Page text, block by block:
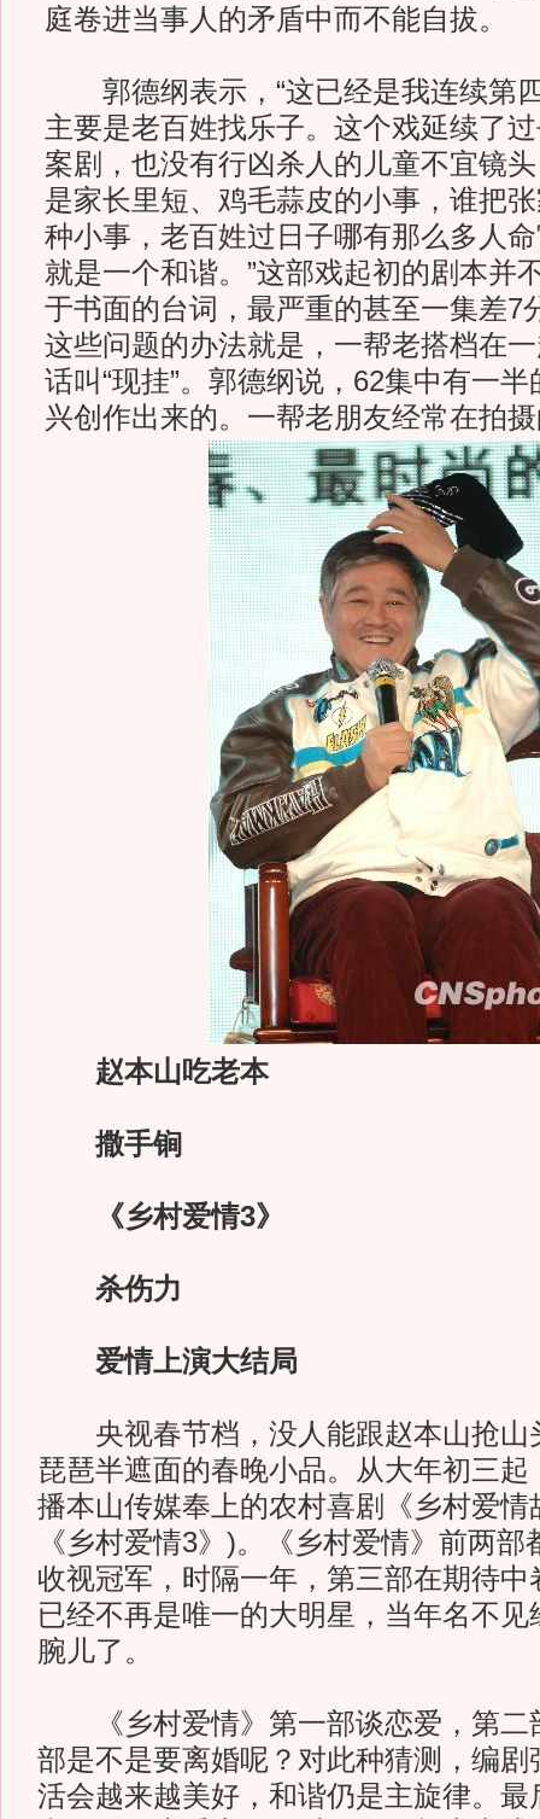
庭卷进当事人的矛盾中而不能自拔。
郭德纲表示，“这已经是我连续第
主要是老百姓找乐子。这个戏延续了
案剧，也没有行凶杀人的儿童不宜镜
是家长里短、鸡毛蒜皮的小事，谁把
种小事，老百姓过日子哪有那么多人
就是一个和谐。”这部戏起初的剧本并
于书面的台词，最严重的甚至一集差7
这些问题的办法就是，一帮老搭档在
话叫“现挂”。郭德纲说，62集中有一
兴创作出来的。一帮老朋友经常在拍
赵本山吃老本
撒手锏
《乡村爱情3》
杀伤力
爱情上演大结局
央视春节档，没人能跟赵本山抢山
琵琶半遮面的春晚小品。从大年初三起
播本山传媒奉上的农村喜剧《乡村爱情
《乡村爱情3》)。《乡村爱情》前两
收视冠军，时隔一年，第三部在期待中
已经不再是唯一的大明星，当年名不
腕儿了。
《乡村爱情》第一部谈恋爱，第二
部是不是要离婚呢？对此种猜测，编剧
活会越来越美好，和谐仍是主旋律。最